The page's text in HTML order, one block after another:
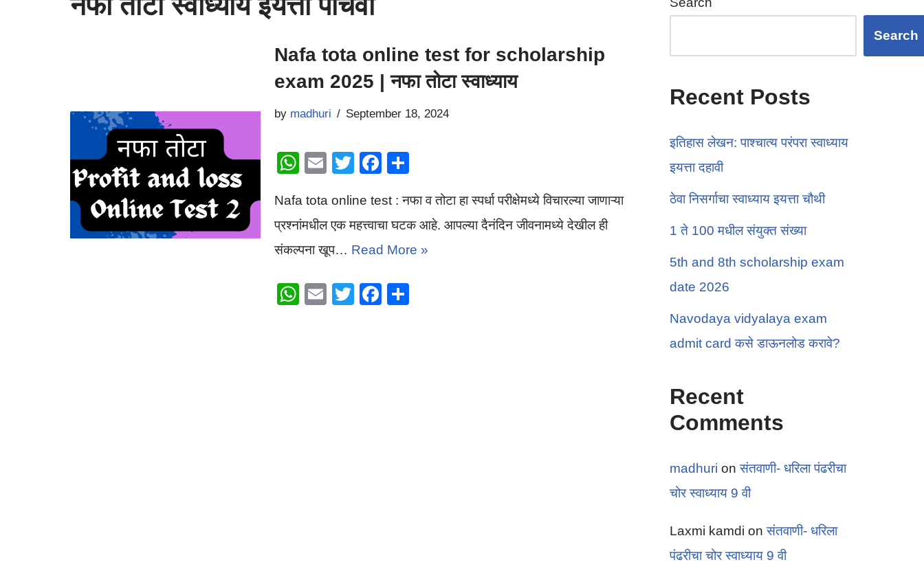
Nafa tota online test for scholarship
exam 2025 | नफा तोटा स्वाध्याय
by madhuri September 18, 2024
W
at
s
A
p
E
ail
T
tt
er
F
c
e
b
o
ar
e
Nafa tota online test : नफा व तोटा हा स्पर्धा परीक्षेमध्ये विचारल्या जाणाऱ्या
प्रश्नांमधील एक महत्त्वाचा घटक आहे. आपल्या दैनंदिन जीवनामध्ये देखील ही
संकल्पना खूप… Read More »
W
E
T
F
Search
Recent Posts
इतिहास लेखन: पाश्चात्य परंपरा स्वाध्याय
इयत्ता दहावी
ठेवा निसर्गाचा स्वाध्याय इयत्ता चौथी
1 ते 100 मधील संयुक्त संख्या
5th and 8th scholarship exam
date 2026
Navodaya vidyalaya exam
admit card कसे डाऊनलोड करावे?
Recent
Comments
madhuri onसंतवाणी- धरिला पंढरीचा
चोर स्वाध्याय 9 वी
Laxmi kamdi onसंतवाणी- धरिला
पंढरीचा चोर स्वाध्याय 9 वी